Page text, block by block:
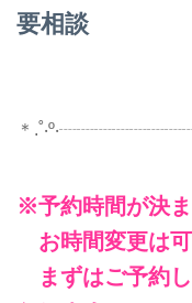
要相談
＊
※予約時間が決ま
お時間変更は可
まずはご予約